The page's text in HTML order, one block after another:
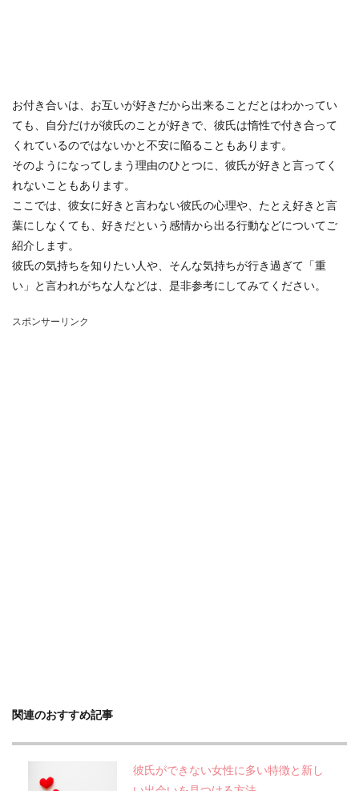
お付き合いは、お互いが好きだから出来ることだとはわかってい
ても、自分だけが彼氏のことが好きで、彼氏は惰性で付き合って
くれているのではないかと不安に陥ることもあります。
そのようになってしまう理由のひとつに、彼氏が好きと言ってく
れないこともあります。
ここでは、彼女に好きと言わない彼氏の心理や、たとえ好きと言
葉にしなくても、好きだという感情から出る行動などについてご
紹介します。
彼氏の気持ちを知りたい人や、そんな気持ちが行き過ぎて「重
い」と言われがちな人などは、是非参考にしてみてください。
スポンサーリンク
関連のおすすめ記事
彼氏ができない女性に多い特徴と新し